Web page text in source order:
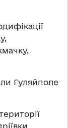
Гуляйполе